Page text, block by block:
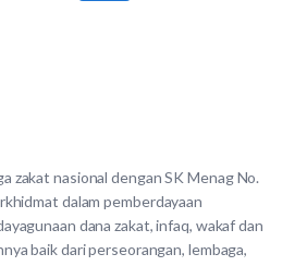
zakat nasional dengan SK Menag No.
dalam pemberdayaan
dana zakat, infaq, wakaf dan
baik dari perseorangan, lembaga,